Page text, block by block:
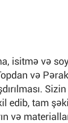
isitmə və
və
edib, tam
və